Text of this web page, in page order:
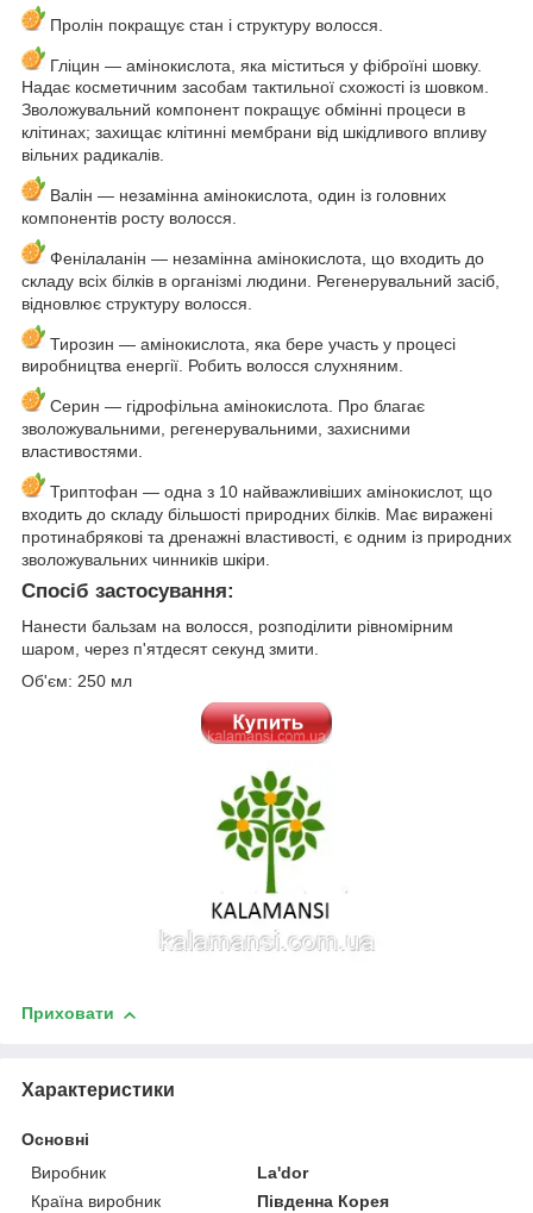
Пролін покращує стан і структуру волосся.
Гліцин — амінокислота, яка міститься у фіброїні шовку.
Надає косметичним засобам тактильної схожості із шовком.
Зволожувальний компонент покращує обмінні процеси в
клітинах; захищає клітинні мембрани від шкідливого впливу
вільних радикалів.
Валін — незамінна амінокислота, один із головних
компонентів росту волосся.
Фенілаланін — незамінна амінокислота, що входить до
складу всіх білків в організмі людини. Регенерувальний засіб,
відновлює структуру волосся.
Тирозин — амінокислота, яка бере участь у процесі
виробництва енергії. Робить волосся слухняним.
Серин — гідрофільна амінокислота. Про благає
зволожувальними, регенерувальними, захисними
властивостями.
Триптофан — одна з 10 найважливіших амінокислот, що
входить до складу більшості природних білків. Має виражені
протинабрякові та дренажні властивості, є одним із природних
зволожувальних чинників шкіри.
Спосіб застосування:
Нанести бальзам на волосся, розподілити рівномірним
шаром, через п'ятдесят секунд змити.
Об'єм: 250 мл
Приховати
Характеристики
Основні
Виробник
La'dor
Країна виробник
Південна Корея